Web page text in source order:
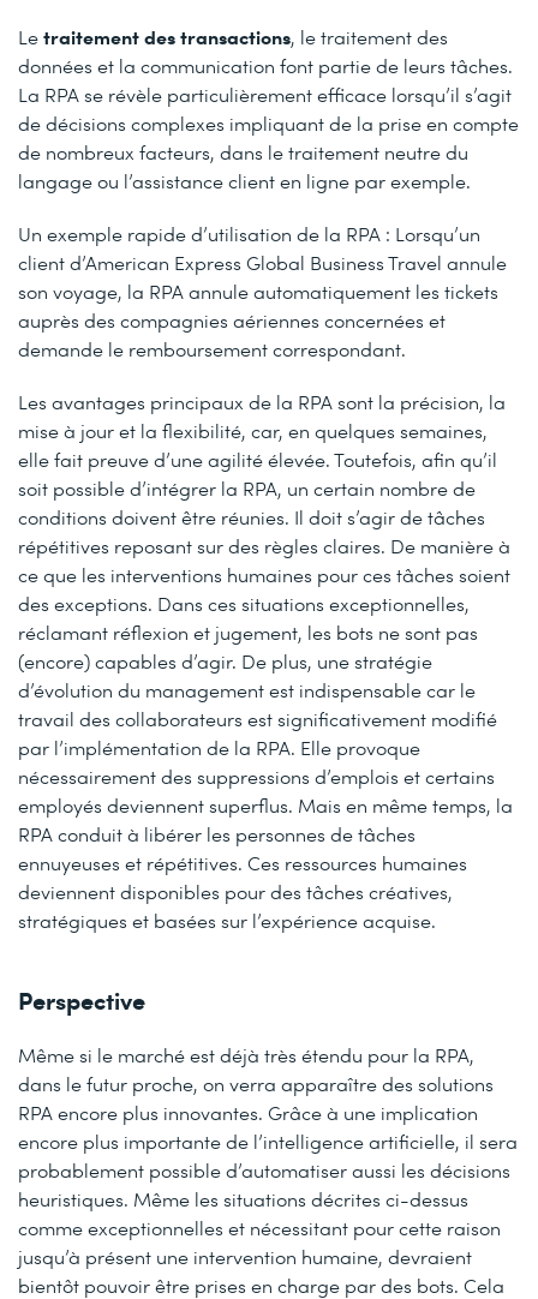
Letraitement des transactions, le traitement des
données et la communication font partie de leurs tâches.
La RPA se révèle particulièrement efficace lorsqu’il s’agit
de décisions complexes impliquant de la prise en compte
de nombreux facteurs, dans le traitement neutre du
langage ou l’assistance client en ligne par exemple.
Un exemple rapide d’utilisation de la RPA : Lorsqu’un
client d’American Express Global Business Travel annule
son voyage, la RPA annule automatiquement les tickets
auprès des compagnies aériennes concernées et
demande le remboursement correspondant.
Les avantages principaux de la RPA sont la précision, la
mise à jour et la flexibilité, car, en quelques semaines,
elle fait preuve d’une agilité élevée. Toutefois, afin qu’il
soit possible d’intégrer la RPA, un certain nombre de
conditions doivent être réunies. Il doit s’agir de tâches
répétitives reposant sur des règles claires. De manière à
ce que les interventions humaines pour ces tâches soient
des exceptions. Dans ces situations exceptionnelles,
réclamant réflexion et jugement, les bots ne sont pas
(encore) capables d’agir. De plus, une stratégie
d’évolution du management est indispensable car le
travail des collaborateurs est significativement modifié
par l’implémentation de la RPA. Elle provoque
nécessairement des suppressions d’emplois et certains
employés deviennent superflus. Mais en même temps, la
RPA conduit à libérer les personnes de tâches
ennuyeuses et répétitives. Ces ressources humaines
deviennent disponibles pour des tâches créatives,
stratégiques et basées sur l’expérience acquise.
Perspective
Même si le marché est déjà très étendu pour la RPA,
dans le futur proche, on verra apparaître des solutions
RPA encore plus innovantes. Grâce à une implication
encore plus importante de l’intelligence artificielle, il sera
probablement possible d’automatiser aussi les décisions
heuristiques. Même les situations décrites ci-dessus
comme exceptionnelles et nécessitant pour cette raison
jusqu’à présent une intervention humaine, devraient
bientôt pouvoir être prises en charge par des bots. Cela